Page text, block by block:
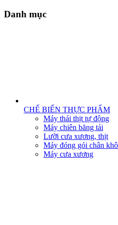
Danh mục
CHẾ BIẾN THỰC PHẨM
Máy thái thịt tự động
Máy chiên băng tải
Lưỡi cưa xương, thịt
Máy đóng gói chân
Máy cưa xương